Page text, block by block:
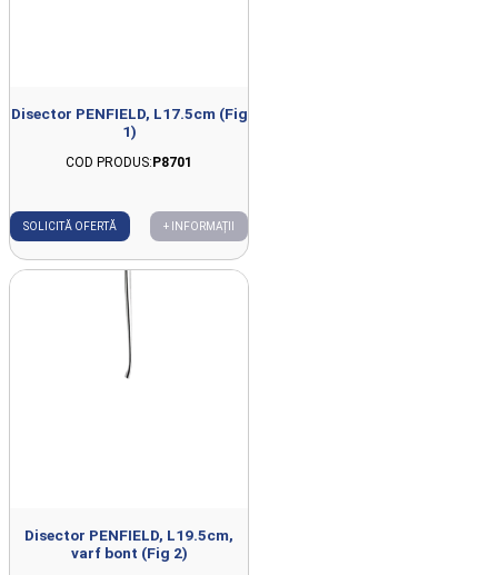
Disector PENFIELD, L17.5cm (Fig
1)
COD PRODUS: P8701
SOLICITĂ OFERTĂ + INFORMAȚII
Disector PENFIELD, L19.5cm,
varf bont (Fig 2)